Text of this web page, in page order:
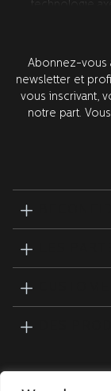
technologie
meilleure
ont lieu en
premier plan
Abonnez-vous
newsletter et
vous inscrivant,
notre part.